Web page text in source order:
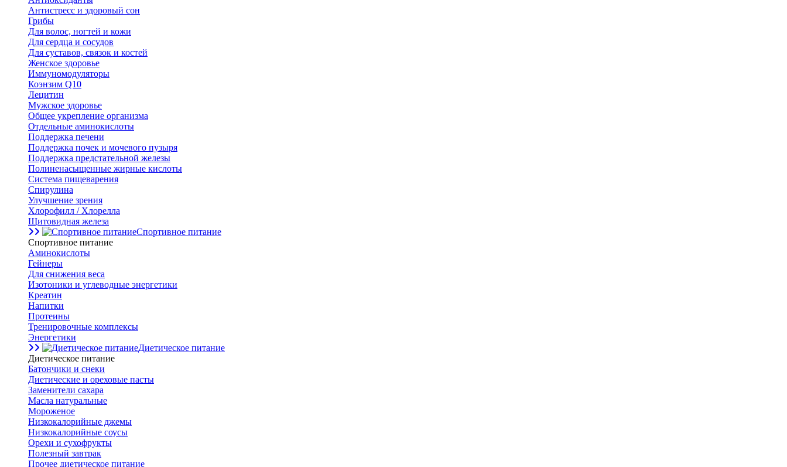
Антистресс и здоровый сон
Грибы
Для волос, ногтей и кожи
Для сердца и сосудов
Для суставов, связок и костей
Женское здоровье
Иммуномодуляторы
Коэнзим Q10
Лецитин
Мужское здоровье
Общее укрепление организма
Отдельные аминокислоты
Поддержка печени
Поддержка почек и мочевого пузыря
Поддержка предстательной железы
Полиненасыщенные жирные кислоты
Система пищеварения
Спирулина
Улучшение зрения
Хлорофилл / Хлорелла
Щитовидная железа
Спортивное питание
Спортивное питание
Аминокислоты
Гейнеры
Для снижения веса
Изотоники и углеводные энергетики
Креатин
Напитки
Протеины
Тренировочные комплексы
Энергетики
Диетическое питание
Диетическое питание
Батончики и снеки
Диетические и ореховые пасты
Заменители сахара
Масла натуральные
Мороженое
Низкокалорийные джемы
Низкокалорийные соусы
Орехи и сухофрукты
Полезный завтрак
Прочее диетическое питание